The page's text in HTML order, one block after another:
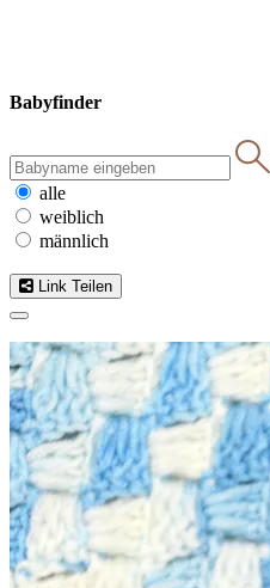
Babyfinder
alle
weiblich
männlich
Link Teilen